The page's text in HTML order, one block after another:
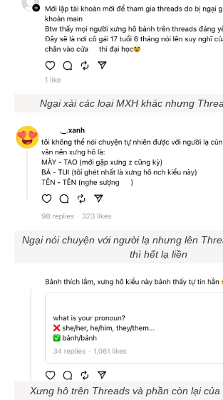
Ngại xài các loại MXH khác nhưng
Ngại nói chuyện với người lạ nhưng lên
thì hết lạ liền
Xưng hô trên Threads và phần còn lại của